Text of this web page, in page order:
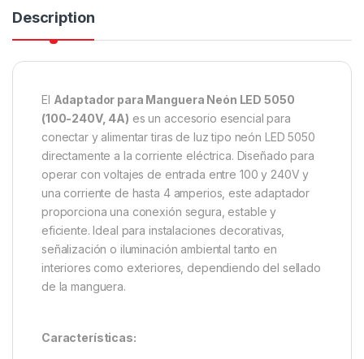
Description
El Adaptador para Manguera Neón LED 5050
(100-240V, 4A) es un accesorio esencial para
conectar y alimentar tiras de luz tipo neón LED 5050
directamente a la corriente eléctrica. Diseñado para
operar con voltajes de entrada entre 100 y 240V y
una corriente de hasta 4 amperios, este adaptador
proporciona una conexión segura, estable y
eficiente. Ideal para instalaciones decorativas,
señalización o iluminación ambiental tanto en
interiores como exteriores, dependiendo del sellado
de la manguera.
Características: